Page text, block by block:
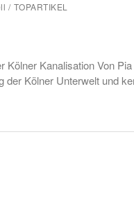
/ TOPARTIKEL
Kölner Kanalisation Von
der Kölner Unterwelt und